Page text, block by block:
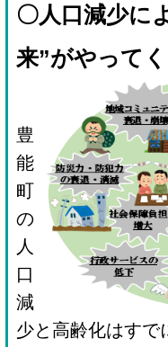
〇人口減少に
来”がやって
豊
能
町
の
人
口
減
少と高齢化はすで